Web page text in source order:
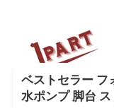
ベストセラー フ
水ポンプ 脚台